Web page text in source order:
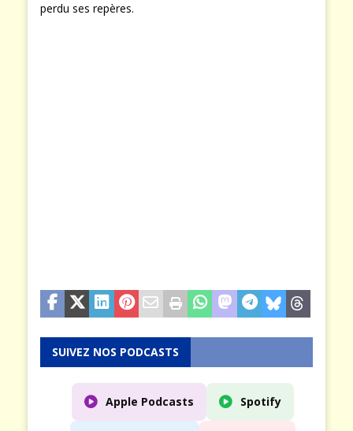
perdu ses repères.
SUIVEZ NOS PODCASTS
Apple Podcasts Spotify